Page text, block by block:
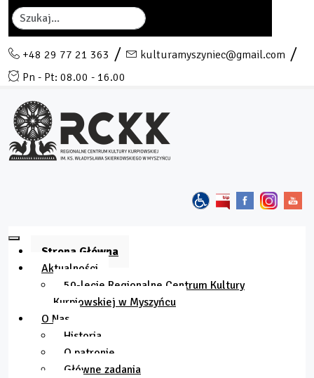
Szukaj
+48 29 77 21 363
kulturamyszyniec@gmail.com
Pn - Pt: 08.00 - 16.00
Strona Główna
Aktualności
50-lecie Regionalne Centrum Kultury
Kurpiowskiej w Myszyńcu
O Nas
Historia
O patronie
Główne zadania